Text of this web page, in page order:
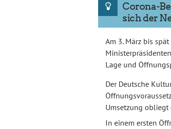
Corona-
sich der
Am 3. März bis
Lage und
Der Deutsche
Umsetzung
In einem ersten